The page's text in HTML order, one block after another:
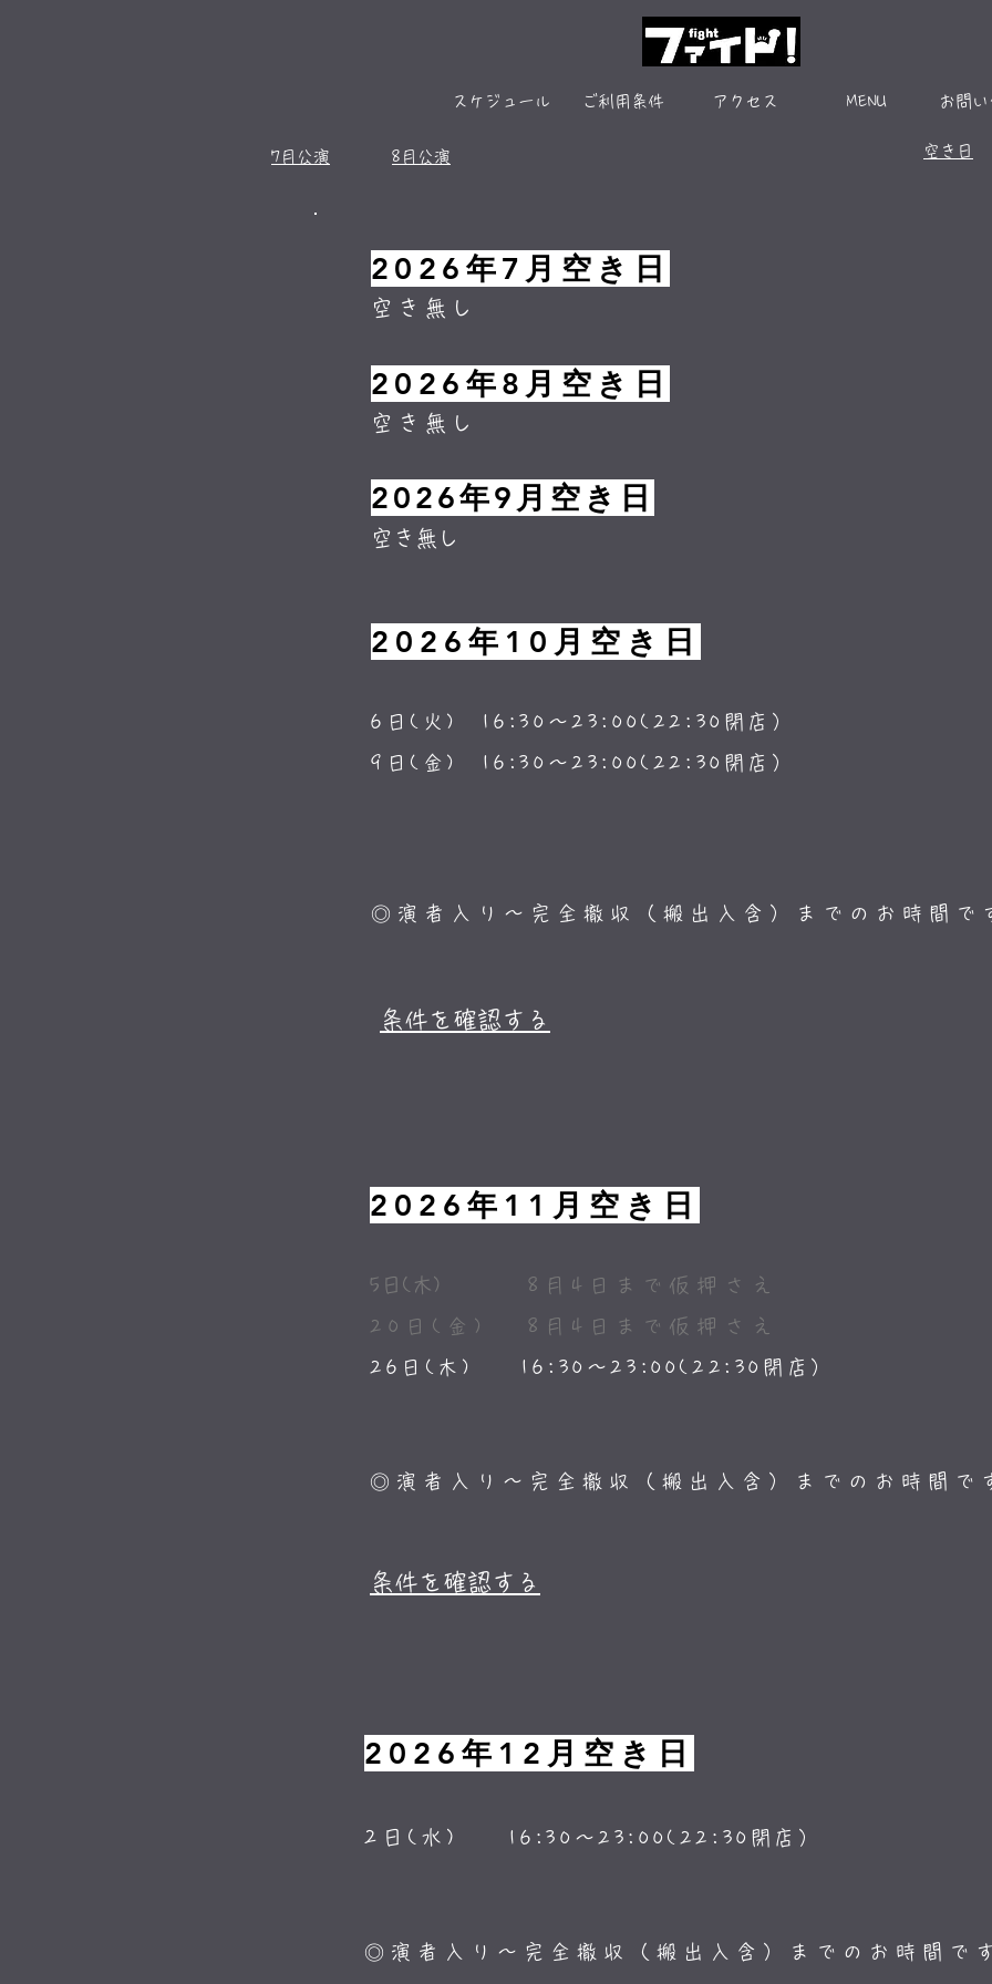
スケジュール ご利用条件 アクセス MENU お問
7月公演 8月公演 空き日
2026年7月空き日
空き無し
2026年8月空き日
空き無し
2026年9月空き日
空き無し
2026年10月空き日
6日(火) 16:30～23:00(22:30閉店）
9日(金) 16:30～23:00(22:30閉店）
◎演者入り～完全撤収（搬出入含）までのお時間
条件を確認する
2026年11月空き日
5日(木) 8月4日まで 仮押さえ
20日(金) 8月4日まで 仮押さえ
​26日(木) 16:30～23:00(22:30閉店）
◎演者入り～完全撤収（搬出入含）までのお時間
条件を確認する
2026年12月空き日
2日(水) 16:30～23:00(22:30閉店）
◎演者入り～完全撤収（搬出入含）までのお時間